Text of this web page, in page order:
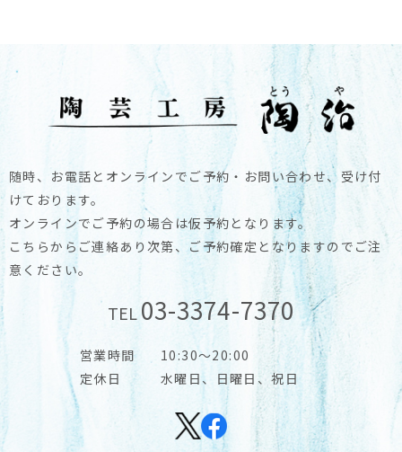
随時、お電話とオンラインでご予約・お問い合わせ、受け付
けております。
オンラインでご予約の場合は仮予約となります。
こちらからご連絡あり次第、ご予約確定となりますのでご注
意ください。
TEL03-3374-7370
営業時間
10:30～20:00
定休日
水曜日、日曜日、祝日